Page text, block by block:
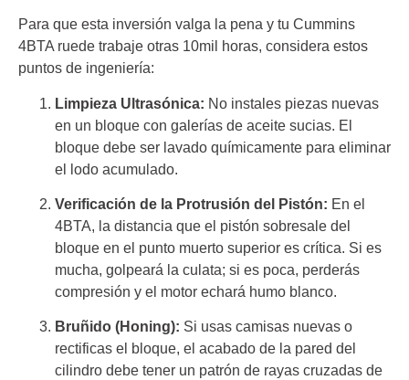
Para que esta inversión valga la pena y tu Cummins
4BTA ruede trabaje otras 10mil horas, considera estos
puntos de ingeniería:
Limpieza Ultrasónica: No instales piezas nuevas
en un bloque con galerías de aceite sucias. El
bloque debe ser lavado químicamente para eliminar
el lodo acumulado.
Verificación de la Protrusión del Pistón: En el
4BTA, la distancia que el pistón sobresale del
bloque en el punto muerto superior es crítica. Si es
mucha, golpeará la culata; si es poca, perderás
compresión y el motor echará humo blanco.
Bruñido (Honing): Si usas camisas nuevas o
rectificas el bloque, el acabado de la pared del
cilindro debe tener un patrón de rayas cruzadas de